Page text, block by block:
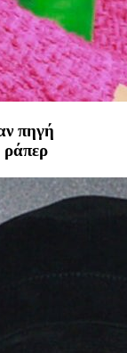
πηγή
ράπερ